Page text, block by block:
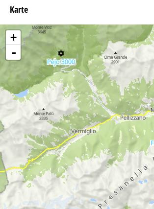
Karte
+
-